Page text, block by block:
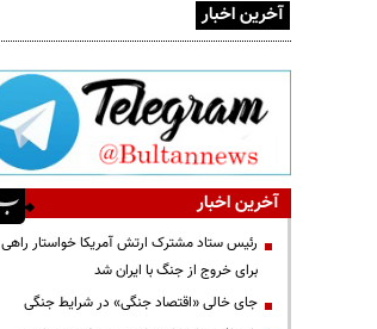
آخرین اخبار
آخرین اخبار
رئیس ستاد مشترک ارتش آمریکا خواستار راهی
برای خروج از جنگ با ایران شد
جای خالی «اقتصاد جنگی» در شرایط جنگی